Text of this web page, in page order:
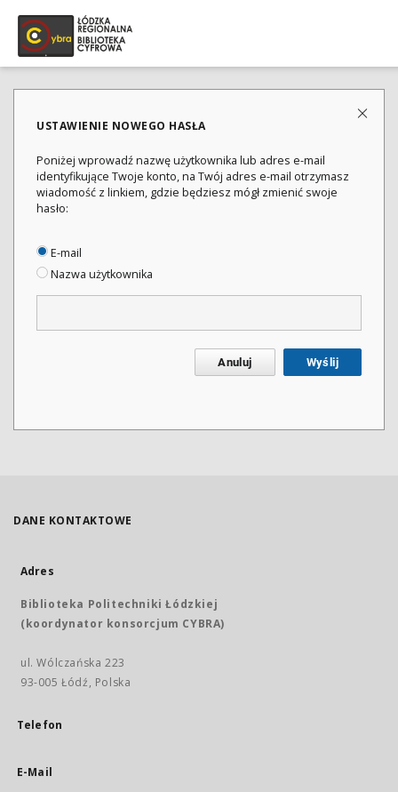
USTAWIENIE NOWEGO HASŁA
Poniżej wprowadź nazwę użytkownika lub adres e-mail
identyfikujące Twoje konto, na Twój adres e-mail otrzymasz
wiadomość z linkiem, gdzie będziesz mógł zmienić swoje
hasło:
E-mail
Nazwa użytkownika
Anuluj Wyślij
DANE KONTAKTOWE
Adres
Biblioteka Politechniki Łódzkiej
(koordynator konsorcjum CYBRA)
ul. Wólczańska 223
93-005 Łódź, Polska
Telefon
E-Mail